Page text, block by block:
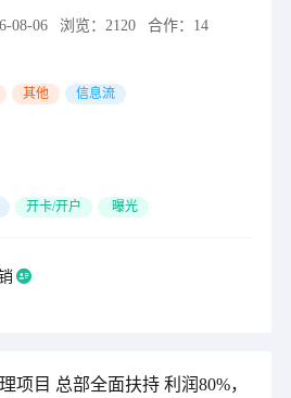
08-06 浏览： 2120 合作： 14
其他 信息流
开卡/开户 曝光
项目 总部全面扶持 利润80%，